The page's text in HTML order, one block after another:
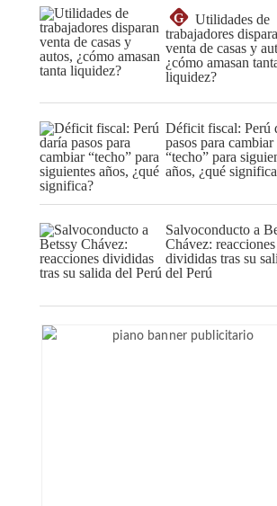
G
Utilidades de
trabajadores
venta de casas y
¿cómo amasan
liquidez?
Déficit fiscal: Perú
pasos para cambiar
“techo” para
años, ¿qué
Salvoconducto a
Chávez: reacciones
divididas tras su
del Perú